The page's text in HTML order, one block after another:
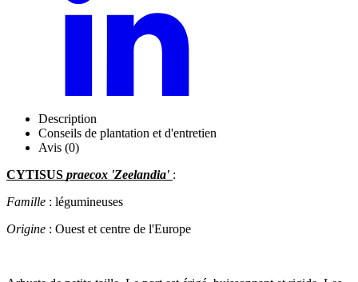
Description
Conseils de plantation et d'entretien
Avis (0)
CYTISUS praecox 'Zeelandia' :
Famille : légumineuses
Origine : Ouest et centre de l'Europe